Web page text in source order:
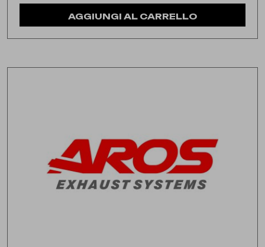
AGGIUNGI AL CARRELLO